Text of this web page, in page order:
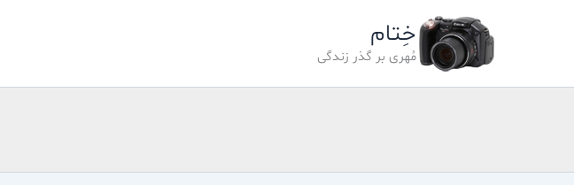
خِتام
مُهری بر گذر زندگی